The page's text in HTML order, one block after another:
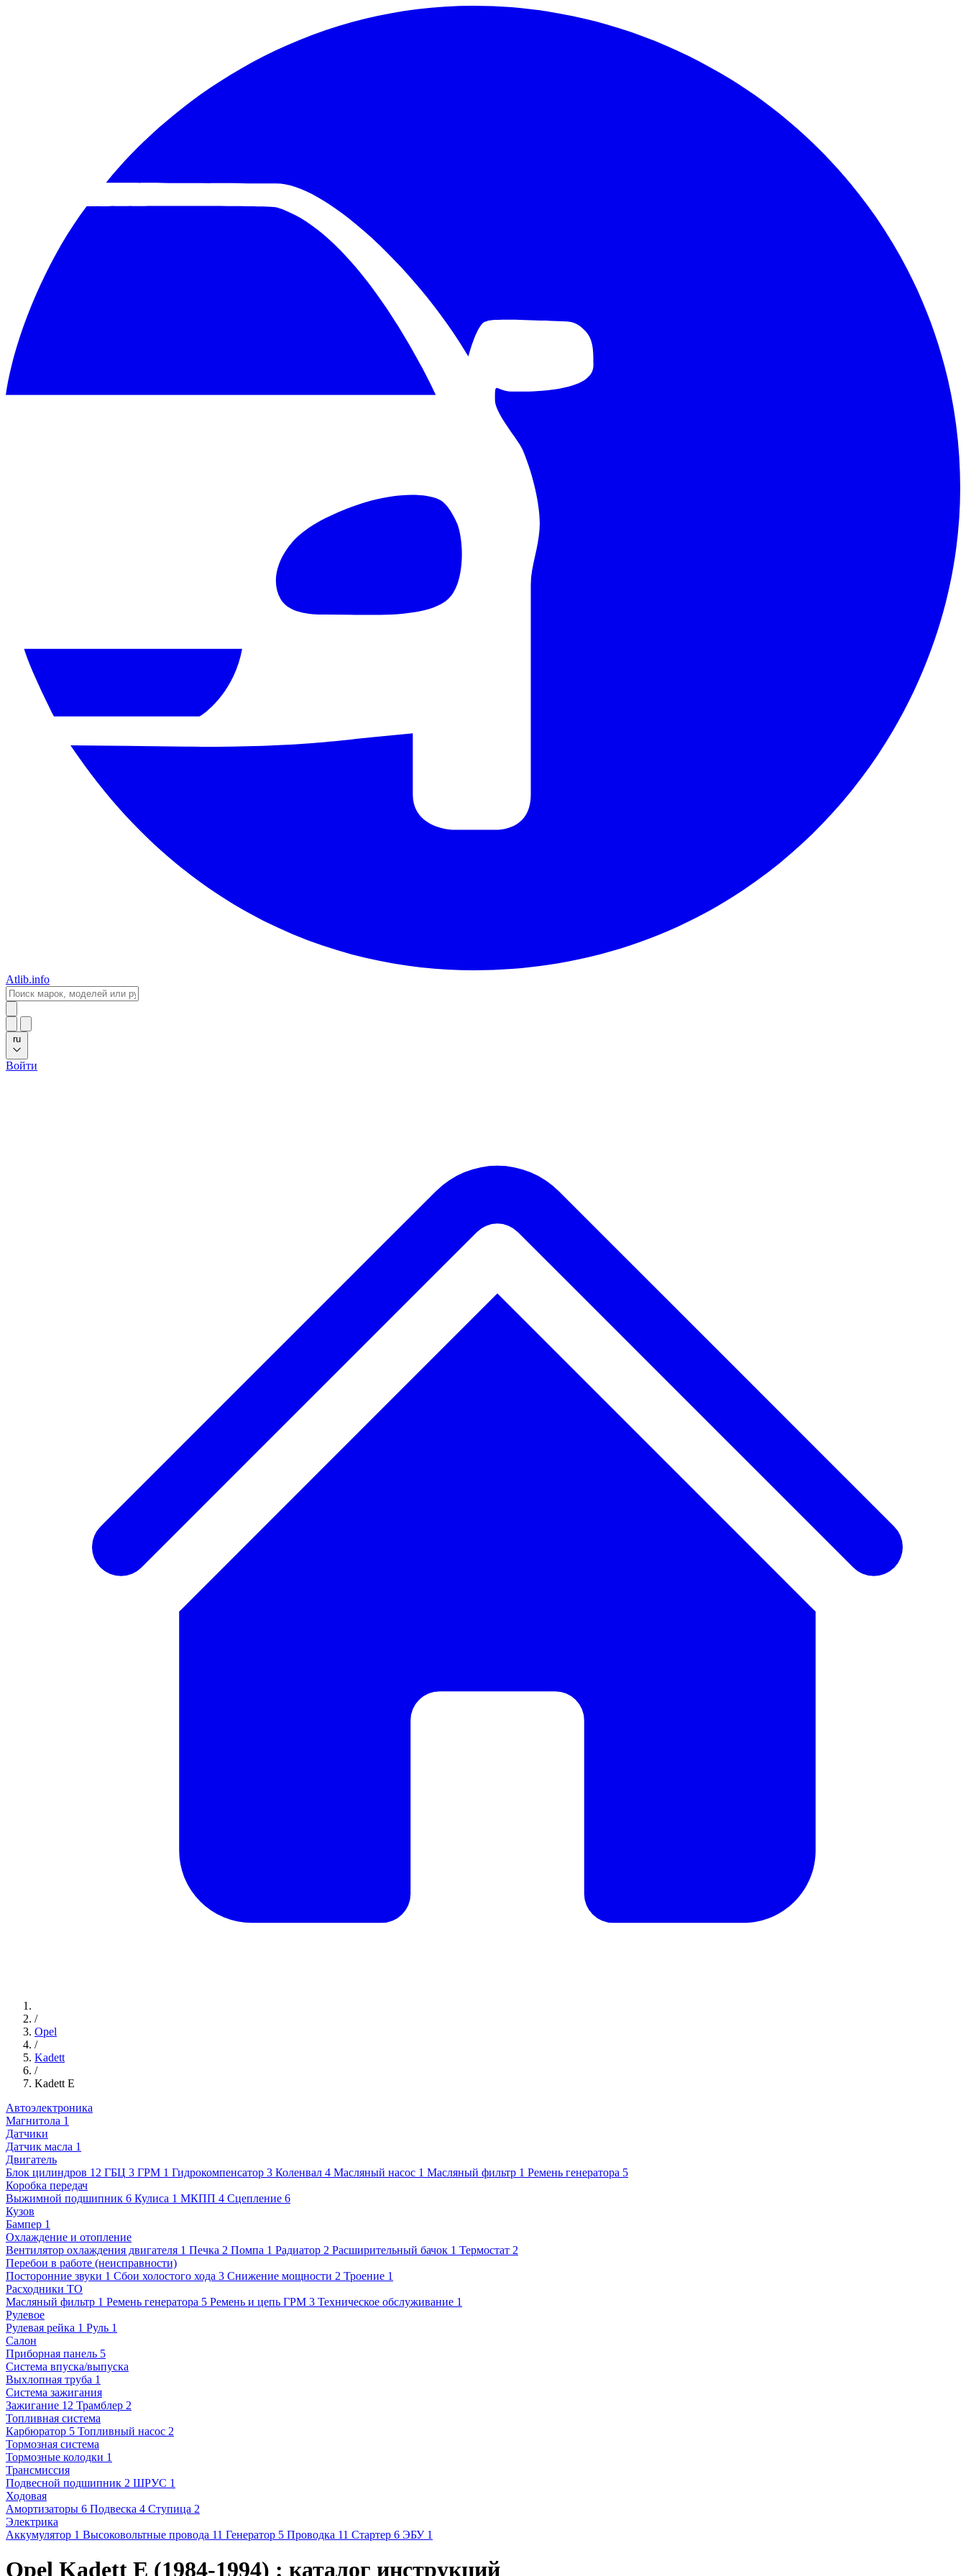
Atlib.info
ru
Войти
/
Opel
/
Kadett
/
Kadett E
Автоэлектроника
Магнитола 1
Датчики
Датчик масла 1
Двигатель
Блок цилиндров 12 ГБЦ 3 ГРМ 1 Гидрокомпенсатор 3 Коленвал 4 Масляный насос 1 Масляный фильтр 1 Ремень генератора 5
Коробка передач
Выжимной подшипник 6 Кулиса 1 МКПП 4 Сцепление 6
Кузов
Бампер 1
Охлаждение и отопление
Вентилятор охлаждения двигателя 1 Печка 2 Помпа 1 Радиатор 2 Расширительный бачок 1 Термостат 2
Перебои в работе (неисправности)
Посторонние звуки 1 Сбои холостого хода 3 Снижение мощности 2 Троение 1
Расходники ТО
Масляный фильтр 1 Ремень генератора 5 Ремень и цепь ГРМ 3 Техническое обслуживание 1
Рулевое
Рулевая рейка 1 Руль 1
Салон
Приборная панель 5
Система впуска/выпуска
Выхлопная труба 1
Система зажигания
Зажигание 12 Трамблер 2
Топливная система
Карбюратор 5 Топливный насос 2
Тормозная система
Тормозные колодки 1
Трансмиссия
Подвесной подшипник 2 ШРУС 1
Ходовая
Амортизаторы 6 Подвеска 4 Ступица 2
Электрика
Аккумулятор 1 Высоковольтные провода 11 Генератор 5 Проводка 11 Стартер 6 ЭБУ 1
Opel Kadett E (1984-1994) : каталог инструкций